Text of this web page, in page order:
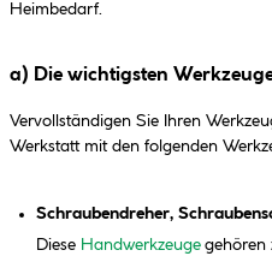
Heimbedarf.
a) Die wichtigsten
Vervollständigen Sie Ihren
Werkstatt mit den folgenden
Schraubendreher,
Diese Handwerkzeuge gehören